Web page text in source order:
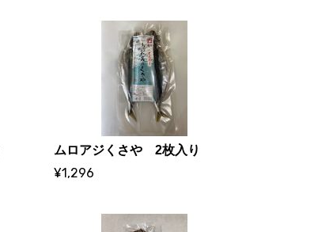
ムロアジくさや 2枚入り
¥1,296